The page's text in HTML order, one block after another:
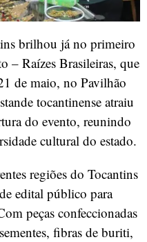
brilhou já no primeiro
– Raízes Brasileiras, que
de maio, no Pavilhão
tocantinense atraiu
do evento, reunindo
cultural do estado.
regiões do Tocantins
edital público para
peças confeccionadas
fibras de buriti,